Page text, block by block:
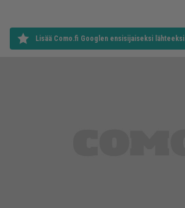
Lisää Como.fi Googlen ensisijaiseksi lähteeksi